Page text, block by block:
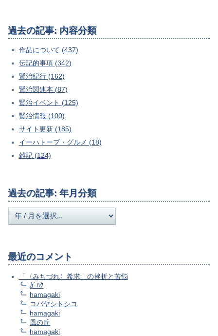
過去の記事: 内容分類
作品について (437)
伝記的事項 (342)
賢治紀行 (162)
賢治関連本 (87)
賢治イベント (125)
賢治情報 (100)
サイト更新 (185)
イーハトーブ・グルメ (18)
雑記 (124)
過去の記事: 年月分類
最近のコメント
「〈みちづれ〉希求」の挫折と苦悩
ｶﾞﾊｸ
hamagaki
コバヤシトシコ
hamagaki
風の丘
hamagaki